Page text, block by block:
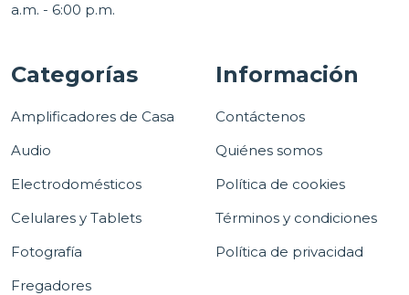
a.m. - 6:00 p.m.
Categorías
Amplificadores de Casa
Audio
Electrodomésticos
Celulares y Tablets
Fotografía
Fregadores
Información
Contáctenos
Quiénes somos
Política de cookies
Términos y condiciones
Política de privacidad